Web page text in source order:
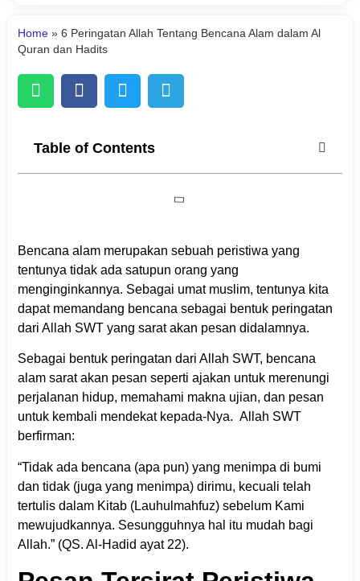
Home» 6 Peringatan Allah Tentang Bencana Alam dalam Al
Quran dan Hadits
Table of Contents
Bencana alam merupakan sebuah peristiwa yang
tentunya tidak ada satupun orang yang
menginginkannya. Sebagai umat muslim, tentunya kita
dapat memandang bencana sebagai bentuk peringatan
dari Allah SWT yang sarat akan pesan didalamnya.
Sebagai bentuk peringatan dari Allah SWT, bencana
alam sarat akan pesan seperti ajakan untuk merenungi
perjalanan hidup, memahami makna ujian, dan pesan
untuk kembali mendekat kepada-Nya. Allah SWT
berfirman:
“Tidak ada bencana (apa pun) yang menimpa di bumi
dan tidak (juga yang menimpa) dirimu, kecuali telah
tertulis dalam Kitab (Lauhulmahfuz) sebelum Kami
mewujudkannya. Sesungguhnya hal itu mudah bagi
Allah.” (QS. Al-Hadid ayat 22).